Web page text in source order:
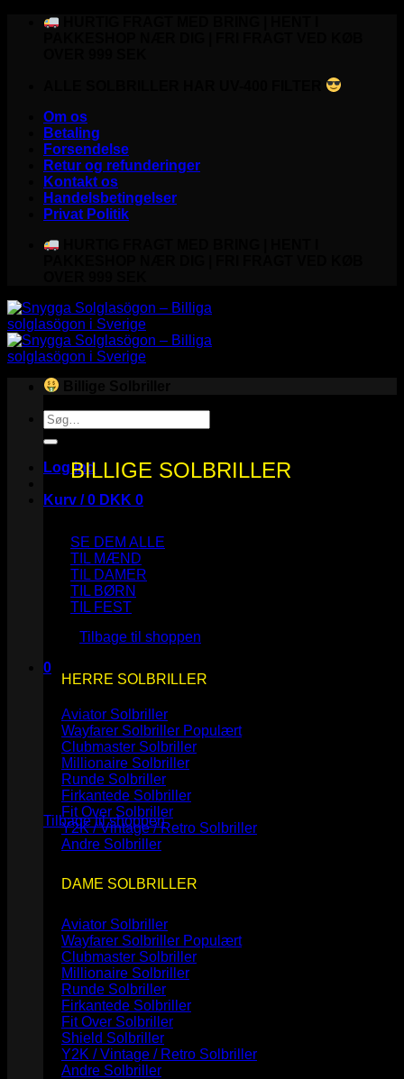
Fortsæt
Om os
Betaling
Forsendelse
Retur og refunderinger
Kontakt os
Handelsbetingelser
Privat Politik
Søg
efter:
Log ind
Kurv /0 DKK 0
Ingen varer i kurven.
Tilbage til shoppen
0
Kurv
Ingen varer i kurven.
Tilbage til shoppen
BILLIGE SOLBRILLER
SE DEM ALLE
TIL MÆND
TIL DAMER
TIL BØRN
TIL FEST
HERRE SOLBRILLER
Aviator Solbriller
Wayfarer Solbriller
Clubmaster Solbriller
Millionaire Solbriller
Runde Solbriller
Firkantede Solbriller
Fit Over Solbriller
Y2K / Vintage / Retro Solbriller
Andre Solbriller
DAME SOLBRILLER
Aviator Solbriller
Wayfarer Solbriller
Clubmaster Solbriller
Millionaire Solbriller
Runde Solbriller
Firkantede Solbriller
Fit Over Solbriller
Shield Solbriller
Y2K / Vintage / Retro Solbriller
Andre Solbriller